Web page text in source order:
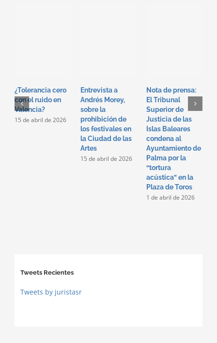
¿Tolerancia cero
con el ruido en
Valencia?
15 de abril de 2026
Entrevista a
Andrés Morey,
sobre la
prohibición de
los festivales en
la Ciudad de las
Artes
15 de abril de 2026
Nota de prensa:
El Tribunal
Superior de
Justicia de las
Islas Baleares
condena al
Ayuntamiento de
Palma por la
“tortura
acústica” en la
Plaza de Toros
1 de abril de 2026
Tweets Recientes
Tweets by juristasr